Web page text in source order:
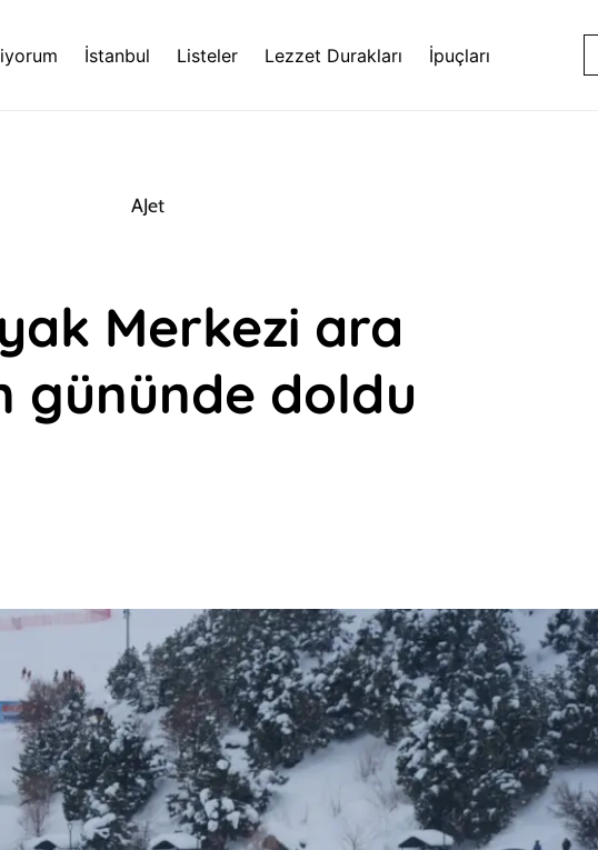
İstanbul Listeler Lezzet Durakları İpuçları
Merkezi ara
gününde doldu